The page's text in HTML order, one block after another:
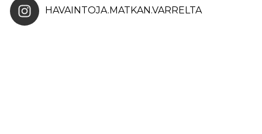
HAVAINTOJA.MATKAN.VARRELTA